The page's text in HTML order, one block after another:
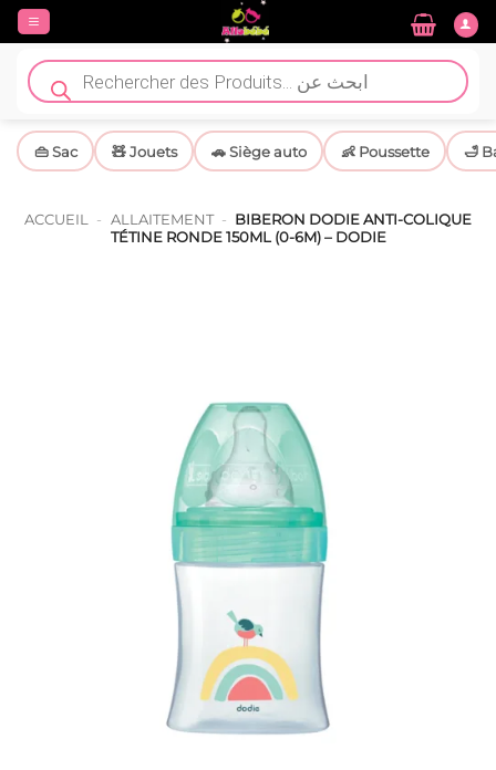
Passer
contenu
Recherche
de
produits
👜 Sac 🧸 Jouets 🚗 Siège auto 👶 Poussette 🛁
ACCUEIL - ALLAITEMENT - BIBERON DODIE ANTI-COLIQUE
TÉTINE RONDE 150ML (0-6M) – DODIE